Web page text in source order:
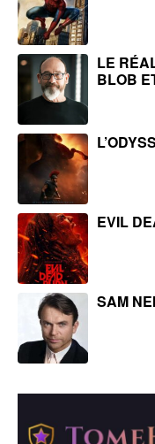
LE
BLOB
EVIL
SAM